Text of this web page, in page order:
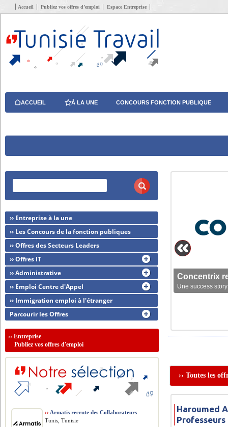
Accueil Publiez vos offres d’emploi Espace Entreprise
ACCUEIL À LA UNE CONCOURS FONCTION PUBLIQUE
Concentrix
Une success
›› Toutes les
Haroumed
Professeurs
›› Entreprise à la une
›› Les Concours de la fonction publiques
›› Offres des Secteurs Leaders
›› Offres IT
›› Administrative
›› Emploi Centre d'Appel
›› Immigration emploi à l'étranger
Parcourir les Offres
››Entreprise
Publiez vos offres d'emploi
›› Armatis recrute des Collaborateurs
Tunis, Tunisie